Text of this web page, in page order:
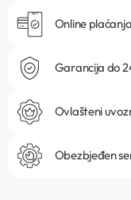
Online
Garancija do
Ovlašteni
Obezbjeđen